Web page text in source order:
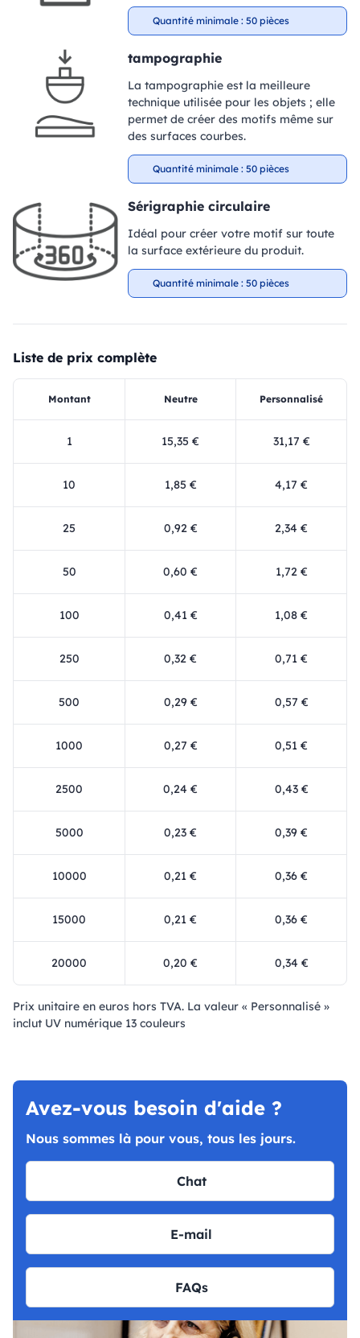
Quantité minimale : 50 pièces
tampographie
La tampographie est la meilleure
technique utilisée pour les objets ; elle
permet de créer des motifs même sur
des surfaces courbes.
Quantité minimale : 50 pièces
Sérigraphie circulaire
Idéal pour créer votre motif sur toute
la surface extérieure du produit.
Quantité minimale : 50 pièces
Liste de prix complète
Montant Neutre Personnalisé
1 15,35 € 31,17 €
10 1,85 € 4,17 €
25 0,92 € 2,34 €
50 0,60 € 1,72 €
100 0,41 € 1,08 €
250 0,32 € 0,71 €
500 0,29 € 0,57 €
1000 0,27 € 0,51 €
2500 0,24 € 0,43 €
5000 0,23 € 0,39 €
10000 0,21 € 0,36 €
15000 0,21 € 0,36 €
20000 0,20 € 0,34 €
Prix ​​unitaire en euros hors TVA. La valeur « Personnalisé »
inclut UV numérique 13 couleurs
Avez-vous besoin d'aide ?
Nous sommes là pour vous, tous les jours.
Chat
E-mail
FAQs